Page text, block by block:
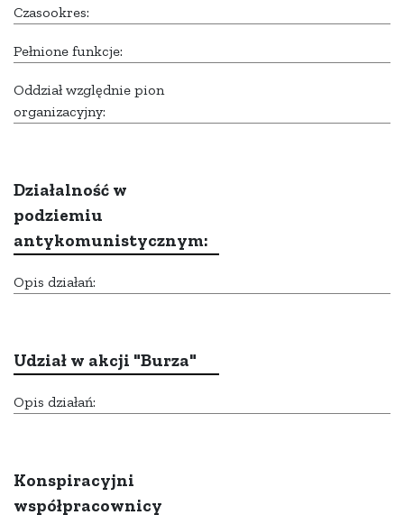
Czasookres:
Pełnione funkcje:
Oddział względnie pion
organizacyjny:
Działalność w
podziemiu
antykomunistycznym:
Opis działań:
Udział w akcji "Burza"
Opis działań:
Konspiracyjni
współpracownicy